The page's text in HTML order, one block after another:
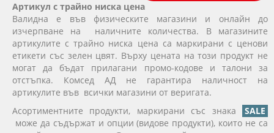
Артикул с трайно ниска цена
Валидна е във физическите магазини и онлайн до
изчерпване на наличните количества. В магазините
артикулите с трайно ниска цена са маркирани с ценови
етикети със зелен цвят. Върху цената на този продукт не
могат да бъдат прилагани промо-кодове и талони за
отстъпка. Комсед АД не гарантира наличност на
артикулите във всички магазини от веригата.
Асортиментните продукти, маркирани със знака
SALE
може да съдържат и опции (видове продукти), които не са